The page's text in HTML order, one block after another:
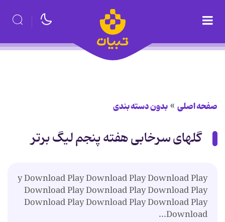
صفحه اصلی بدون دسته بندی
گلهای سرخابی هفته پنجم لیگ برتر
y Download Play Download Play Download Play
Download Play Download Play Download Play
Download Play Download Play Download Play
Download...